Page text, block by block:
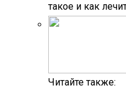
такое и как
Читайте также: